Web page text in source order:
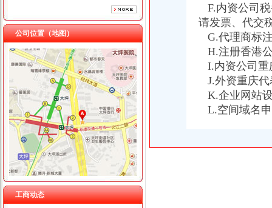
重庆三虹房地产营销策划有限公司
重庆宝鹰汽车销售有限公司
公司位置（地图）
工商动态
无纸化报关
提供宁波无纸化报关签约【今日推荐网-宁波物流运输】
无纸化报关要什么资料给报关行,报关行,诺金报关
无纸化报关必备：无纸化报关单签约的流程-运去哪
无纸化报关要什么资料给报关行_深圳诺金_新浪博客
无纸化报关资料
无纸化报关-报关报检-福步外贸论坛（FOBBusinessForum）|中国
壹五六无纸化报关页,报关无纸化,在线报关,互联网+
无纸化报关签约流程-老报关员剖析无纸化报关与有纸报关的区别
F.内资公司
请发票、代交
G.代理商标
H.注册香港
I.内资公司重
J.外资重庆代
K.企业网站
L.空间域名